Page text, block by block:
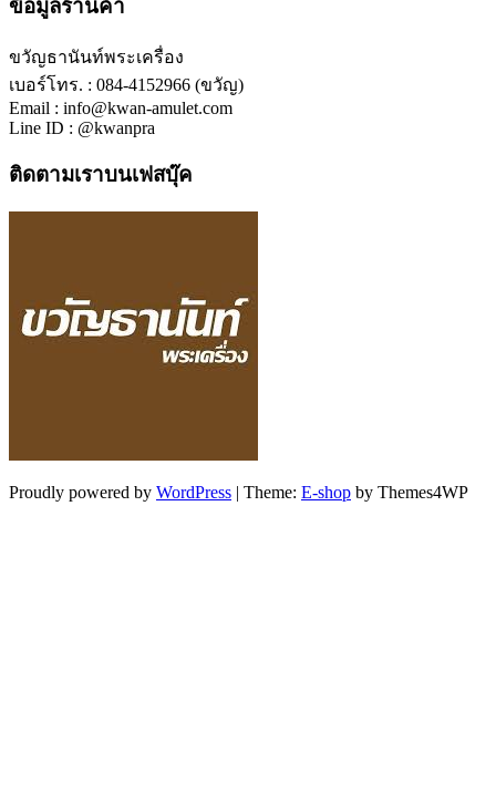
ข้อมูลร้านค้า
ขวัญธานันท์พระเครื่อง
เบอร์โทร. : 084-4152966 (ขวัญ)
Email : info@kwan-amulet.com
Line ID : @kwanpra
ติดตามเราบนเฟสบุ๊ค
Proudly powered by WordPress | Theme: E-shop by Themes4WP